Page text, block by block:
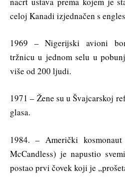
celoj Kanadi izjednačen s
1969 – Nigerijski avioni
tržnicu u jednom selu u
više od 200 ljudi.
1971 – Žene su u Švajcarskoj
glasa.
1984. – Američki
McCandless) je napustio
postao prvi čovek koji je